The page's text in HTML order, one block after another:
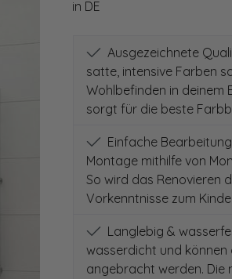
in DE
Ausgezeichnete
satte, intensive Farben
Wohlbefinden in deinem
sorgt für die beste
Einfache
Montage mithilfe von
So wird das Renovieren
Vorkenntnisse zum
Langlebig &
wasserdicht und können
angebracht werden. Die